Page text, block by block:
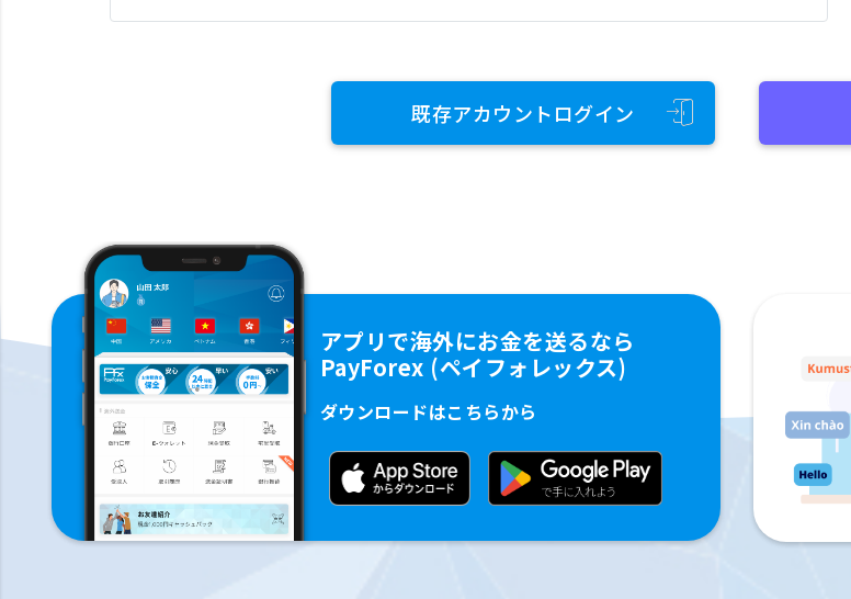
既存アカウントログイン
アプリで海外にお金を送るなら
PayForex (ペイフォレックス)
ダウンロードはこちらから